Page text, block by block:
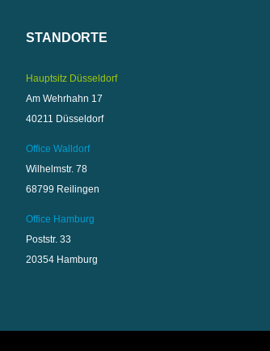
STANDORTE
Hauptsitz Düsseldorf
Am Wehrhahn 17
40211 Düsseldorf
Office Walldorf
Wilhelmstr. 78
68799 Reilingen
Office Hamburg
Poststr. 33
20354 Hamburg